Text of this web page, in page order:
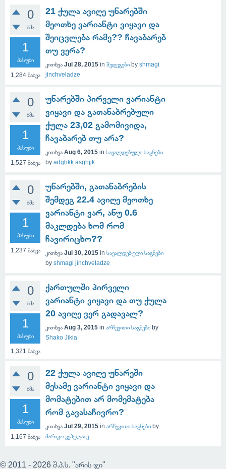
0
ხმა
1
პასუხი
1,284ნახვა
21 ქულა ავიღე უნარებში
მეოთხე ვარიანტი ვიყავი და
შეიცვლება რამე?? ჩავაბარებ
თუ ვერა?
კითხვა Jul 28, 2015 in შედეგები by shmagi
jinchveladze
0
ხმა
1
პასუხი
1,527 ნახვა
უნარებში პირველი ვარიანტი
ვიყავი და გათანაბრებული
ქულა 23,02 გამომივიდა,
ჩავაბარებ თუ არა?
კითხვა Aug 6, 2015 in სავალდებული საგნები
by adghkk asghjjk
0
ხმა
1
პასუხი
1,237 ნახვა
უნარებში, გათანაბრების
შემდეგ 22.4 ავიღე მეოთხე
ვარიანტი ვარ, ანუ 0.6
მაკლდება ხომ რომ
ჩავირიცხო??
კითხვა Jul 30, 2015 in სავალდებული საგნები
by shmagi jinchveladze
0
ხმა
1
პასუხი
1,321 ნახვა
ქართულში პირველი
ვარიანტი ვიყავი და თუ ქულა
20 ავიღე ვერ გადავალ?
კითხვა Aug 3, 2015 in არჩევითი საგნები by
Shako Jikia
0
ხმა
1
პასუხი
1,167 ნახვა
22 ქულა ავიღე უნარეში
მესამე ვარიანტი ვიყავი და
მომატებით არ მომემატება
რომ გავასაჩივრო?
კითხვა Jul 29, 2015 in არჩევითი საგნები by
მარიკო კეპულაძე
© 2011 - 2026 შ.პ.ს. "არის ჯი"